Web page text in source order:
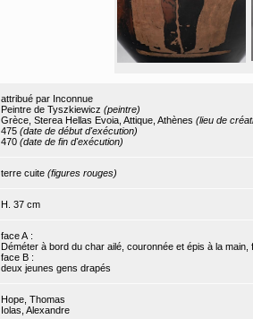
attribué par Inconnue
Peintre de Tyszkiewicz (peintre)
Grèce, Sterea Hellas Evoia, Attique, Athènes (lieu de
475 (date de début d'exécution)
470 (date de fin d'exécution)
terre cuite (figures rouges)
H. 37 cm
face A :
Déméter à bord du char ailé, couronnée et épis à la
face B :
deux jeunes gens drapés
Hope, Thomas
Iolas, Alexandre